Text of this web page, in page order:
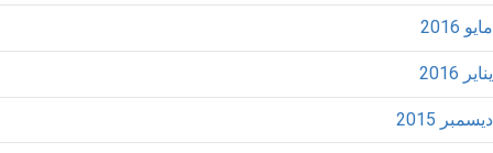
مايو 2016
يناير 2016
ديسمبر 2015